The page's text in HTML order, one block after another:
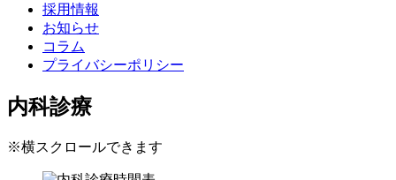
採用情報
お知らせ
コラム
プライバシーポリシー
内科診療
※横スクロールできます